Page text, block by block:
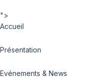
">
Accueil
Présentation
Evénements & News